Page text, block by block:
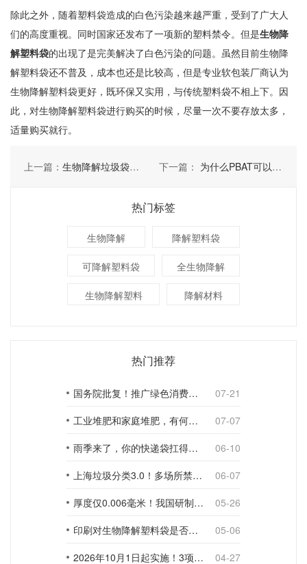
除此之外，随着塑料袋造成的白色污染越来越严重，受到了广大人
们的高度重视。同时国家还发布了一项新的塑料禁令。但是生物降
解塑料袋的出现了是完美解决了白色污染的问题。虽然目前生物降
解塑料袋还不普及，成本也还是比较高，但是专业软包装厂商认为
生物降解塑料袋更好，既环保又实用，与传统塑料袋不相上下。因
此，对生物降解塑料袋进行购买的时候，尽量一次不要存放太多，
适量购买就行。
上一篇： 生物降解垃圾袋具有什么样的优势？ 下一篇： 为什么PBAT可以作为生物降解垃圾袋的原料？
热门标签
生物降解 降解塑料袋
可降解塑料袋 全生物降解
生物降解塑料 降解材料
热门推荐
国务院批复！推广绿色消费，引导使用环保可降解包装材料
07-21
工业堆肥和家庭堆肥，有何不同？
07-07
雨季来了，你的快递袋扛得住吗？
06-10
上海垃圾分类3.0！多场所禁止使用一次性塑料袋；推动快递包装绿色转型
06-07
厚度仅0.006毫米！我国研制出超薄型全生物降解渗水地膜
05-26
印刷对生物降解塑料袋是否构成影响？
05-06
2026年10月1日起实施！3项生物降解能力检测新国标
04-27